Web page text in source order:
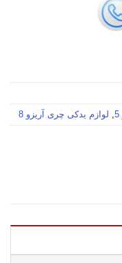
, لوازم یدکی چری آریزو 8